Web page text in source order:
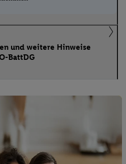
und weitere Hinweise
BattDG